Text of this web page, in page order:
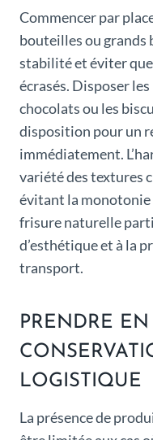
Commencer par
bouteilles ou grands
stabilité et éviter
écrasés. Disposer
chocolats ou les
disposition pour un
immédiatement.
variété des textures
évitant la monotonie
frisure naturelle
d’esthétique et à la
transport.
PRENDRE
LOGISTIQUE
La présence de